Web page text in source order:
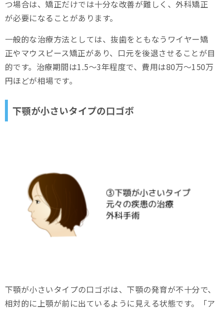
つ場合は、矯正だけでは十分な改善が難しく、外科矯正
が必要になることがあります。
一般的な治療方法としては、抜歯をともなうワイヤー矯
正やマウスピース矯正があり、口元を後退させることが目
的です。治療期間は1.5～3年程度で、費用は80万～150万
円ほどが相場です。
下顎が小さいタイプの口ゴボ
下顎が小さいタイプの口ゴボは、下顎の発育が不十分で、
相対的に上顎が前に出ているように見える状態です。「ア